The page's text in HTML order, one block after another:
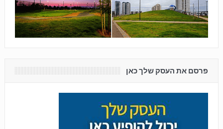
פרסם את העסק שלך כאן